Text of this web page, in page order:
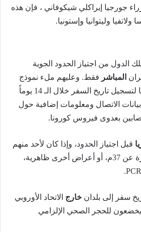
جورجيا إيراكلي شيكوفاني ، فإن هذه
ولاتفيا وليتوانيا وإستونيا.
من اجتياز الحدود الجوية
المباشر فقط. وعليهم ملء نموذج
إلكتروني مصمم خصيصًا لتسجيل تاريخ السفر خلال الـ 14 يوماً
الاتصال ومعلومات إضافية حول
بعدوى فيروس كورونا.
قبل اجتياز الحدود، وإذا كان لأحد منهم
أعرض ارتفاع في الحرارة عن 37م، أو أعراض أخرى ظاهرية،
سفر إلى بلدان خارج الاتحاد الأوروبي
يخضعون للحجر الصحي الإلزامي